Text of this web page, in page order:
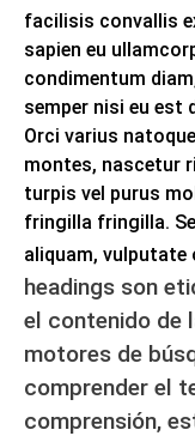
facilisis convallis
sapien eu
condimentum
semper nisi eu est
Orci varius
montes, nascetur
turpis vel purus
fringilla fringilla.
aliquam, vulputate
headings son
el contenido de
motores de
comprender el
comprensión,